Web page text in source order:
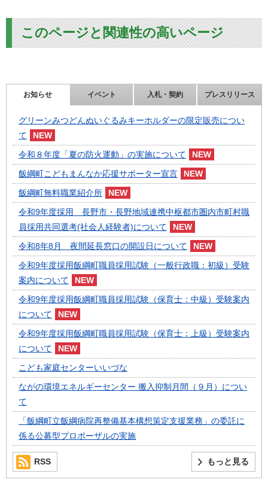
このページと関連性の高いページ
お知らせ イベント 入札・契約 プレスリリース
グリーンみつどんぬいぐるみキーホルダーの限定販売につい
て
令和８年度「夏の防火運動」の実施について
飯綱町こどもまんなか応援サポーター宣言
飯綱町無料職業紹介所
令和9年度採用 長野市・長野地域連携中枢都市圏内市町村職
員採用共同選考(社会人経験者)について
令和8年8月 夜間延長窓口の開設日について
令和9年度採用飯綱町職員採用試験（一般行政職：初級）受験
案内について
令和9年度採用飯綱町職員採用試験（保育士：中級）受験案内
について
令和9年度採用飯綱町職員採用試験（保育士：上級）受験案内
について
こども家庭センターいいづな
ながの環境エネルギーセンター 搬入抑制月間（９月）につい
て
「飯綱町立飯綱病院再整備基本構想策定支援業務」の委託に
係る公募型プロポーザルの実施
もっと見る
RSS